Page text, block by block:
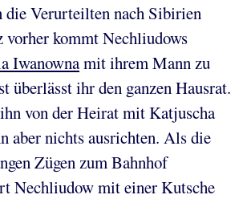
Verurteilten nach Sibirien
vorher kommt Nechliudows
Iwanownamit ihrem Mann zu
überlässt ihr den ganzen Hausrat.
von der Heirat mit Katjuscha
aber nichts ausrichten. Als die
Zügen zum Bahnhof
Nechliudow mit einer Kutsche